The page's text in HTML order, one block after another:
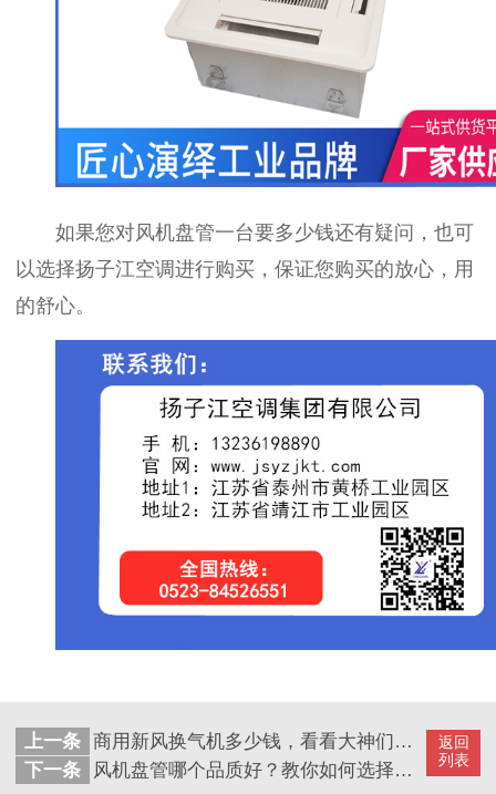
如果您对风机盘管一台要多少钱还有疑问，也可
以选择扬子江空调进行购买，保证您购买的放心，用
的舒心。
返回
列表
上一条 商用新风换气机多少钱，看看大神们怎么选的【扬子江空调】
下一条
风机盘管哪个品质好？教你如何选择好的厂家【扬子江空调】